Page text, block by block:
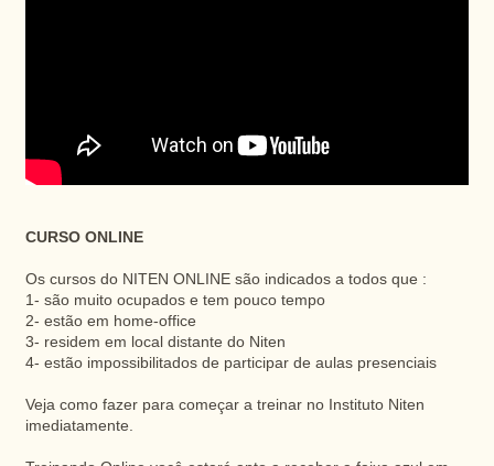
CURSO ONLINE
Os cursos do NITEN ONLINE são indicados a todos que :
1- são muito ocupados e tem pouco tempo
2- estão em home-office
3- residem em local distante do Niten
4- estão impossibilitados de participar de aulas presenciais
Veja como fazer para começar a treinar no Instituto Niten
imediatamente.